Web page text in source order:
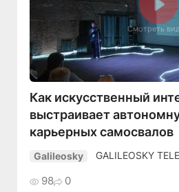
Смотреть
Как искусственный
выстраивает
карьерных самосвалов
Galileosky GALILEOSKY
98 0